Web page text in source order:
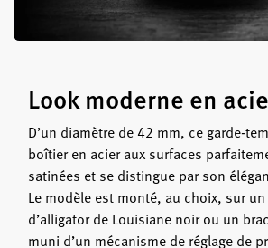
Look moderne en
D’un diamètre de 42 mm, ce garde-
boîtier en acier aux surfaces
satinées et se distingue par son
Le modèle est monté, au choix, sur
d’alligator de Louisiane noir ou un
muni d’un mécanisme de réglage de